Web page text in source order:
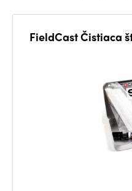
FieldCast Čistiaca